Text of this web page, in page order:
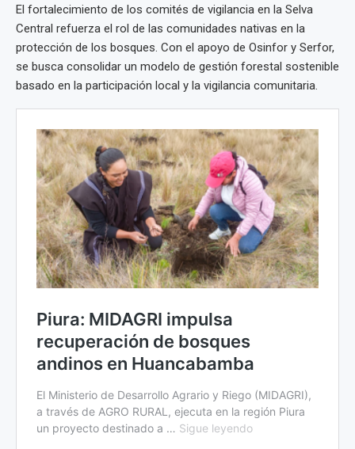
El fortalecimiento de los comités de vigilancia en la Selva
Central refuerza el rol de las comunidades nativas en la
protección de los bosques. Con el apoyo de Osinfor y Serfor,
se busca consolidar un modelo de gestión forestal sostenible
basado en la participación local y la vigilancia comunitaria.